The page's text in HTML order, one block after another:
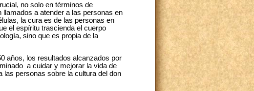
no solo en términos de
a atender a las personas en
la cura es de las personas en
el espíritu trascienda el cuerpo
sino que es propia de la
años, los resultados alcanzados por
a cuidar y mejorar la vida de
las personas sobre la cultura del don